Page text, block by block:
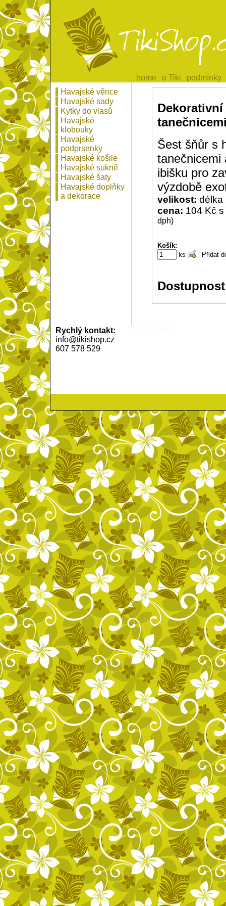
home
home o Tiki
o Tiki podmínky
podmínky
Šest šňůr s
tanečnicemi
ibišku pro
výzdobě
velikost: délka
cena: 104 Kč
dph)
Košík:
ks
Havajské věnce
Havajské sady
Kytky do vlasů
Havajské
klobouky
Havajské
podprsenky
Havajské košile
Havajské sukně
Havajské šaty
Havajské doplňky
a dekorace
Rychlý kontakt:
info@tikishop.cz
607 578 529